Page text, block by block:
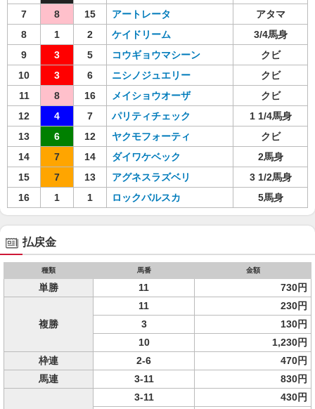
7
8 15 アートレータ
アタマ
8
1 2 ケイドリーム
3/4馬身
9
3 5 コウギョウマシーン
クビ
10
3 6 ニシノジュエリー
クビ
11
8 16 メイショウオーザ
クビ
12
4 7 パリティチェック
1 1/4馬身
13
6 12 ヤクモフォーティ
クビ
14
7 14 ダイワケベック
2馬身
15
7 13 アグネスラズベリ
3 1/2馬身
16
1 1 ロックバルスカ 5馬身
払戻金
種類 馬番 金額
単勝 11 730円
複勝
11
230円
3
130円
10
1,230円
枠連
2-6
470円
馬連
3-11 830円
3-11
430円